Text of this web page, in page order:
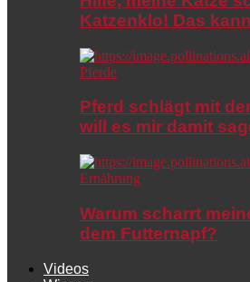
Katzenklo! Das
Pferde
Pferd schlägt mit
will es mir damit
Ernährung
Warum scharrt
dem Futternapf?
Videos